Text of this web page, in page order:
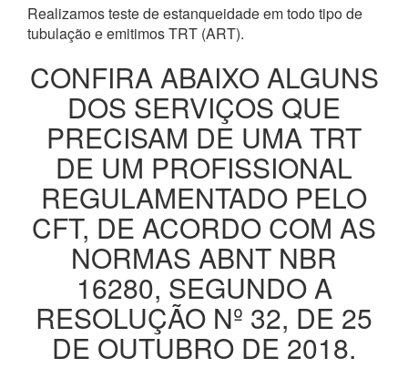
Realizamos teste de estanqueidade em todo tipo de
tubulação e emitimos TRT (ART).
CONFIRA ABAIXO ALGUNS
DOS SERVIÇOS QUE
PRECISAM DE UMA TRT
DE UM PROFISSIONAL
REGULAMENTADO PELO
CFT, DE ACORDO COM AS
NORMAS ABNT NBR
16280, SEGUNDO A
RESOLUÇÃO Nº 32, DE 25
DE OUTUBRO DE 2018.